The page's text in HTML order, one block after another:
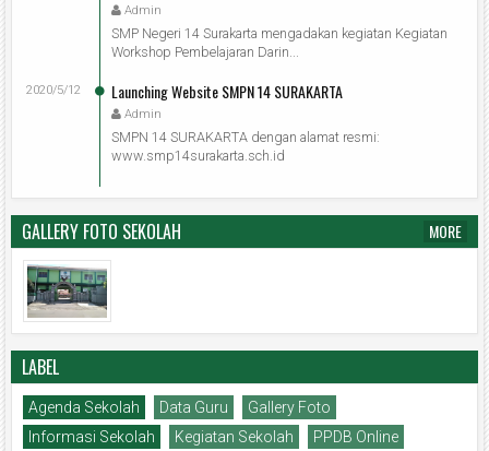
Admin
SMP Negeri 14 Surakarta mengadakan kegiatan Kegiatan
Workshop Pembelajaran Darin...
Launching Website SMPN 14 SURAKARTA
Admin
2020/5/12
SMPN 14 SURAKARTA dengan alamat resmi:
www.smp14surakarta.sch.id
GALLERY FOTO SEKOLAH MORE
LABEL
Agenda Sekolah Data Guru
Gallery Foto
Informasi Sekolah
Kegiatan Sekolah PPDB Online